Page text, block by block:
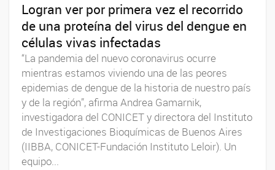
Logran ver por primera vez el recorrido
de una proteína del virus del dengue en
células vivas infectadas
“La pandemia del nuevo coronavirus ocurre
mientras estamos viviendo una de las peores
epidemias de dengue de la historia de nuestro país
y de la región”, afirma Andrea Gamarnik,
investigadora del CONICET y directora del Instituto
de Investigaciones Bioquímicas de Buenos Aires
(IIBBA, CONICET-Fundación Instituto Leloir). Un
equipo...